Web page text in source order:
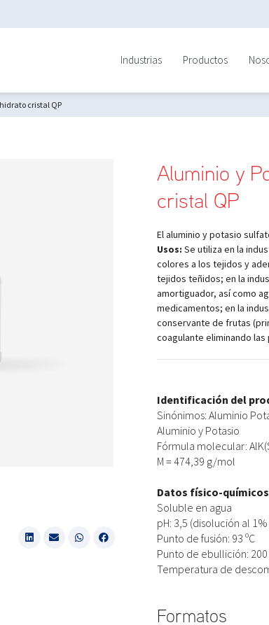
Industrias Productos
cristal QP
Aluminio y
cristal QP
El aluminio y potasio
Usos: Se utiliza en la
colores a los tejidos y
tejidos teñidos; en la
amortiguador, así como
medicamentos; en la
conservante de frutas
coagulante eliminando
Identificación del
Sinónimos: Aluminio
Aluminio y Potasio
Fórmula molecular:
M = 474,39 g/mol
Datos físico-
Soluble en agua
pH: 3,5 (disolución al
Punto de fusión: 93 ºC
Punto de ebullición: 200
Temperatura de
Formatos